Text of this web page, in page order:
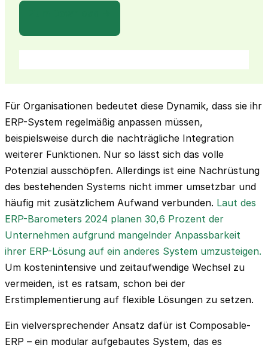
Für Organisationen bedeutet diese Dynamik, dass sie ihr
ERP-System regelmäßig anpassen müssen,
beispielsweise durch die nachträgliche Integration
weiterer Funktionen. Nur so lässt sich das volle
Potenzial ausschöpfen. Allerdings ist eine Nachrüstung
des bestehenden Systems nicht immer umsetzbar und
häufig mit zusätzlichem Aufwand verbunden. Laut des
ERP-Barometers 2024 planen 30,6 Prozent der
Unternehmen aufgrund mangelnder Anpassbarkeit
ihrer ERP-Lösung auf ein anderes System umzusteigen.
Um kostenintensive und zeitaufwendige Wechsel zu
vermeiden, ist es ratsam, schon bei der
Erstimplementierung auf flexible Lösungen zu setzen.
Ein vielversprechender Ansatz dafür ist Composable-
ERP – ein modular aufgebautes System, das es